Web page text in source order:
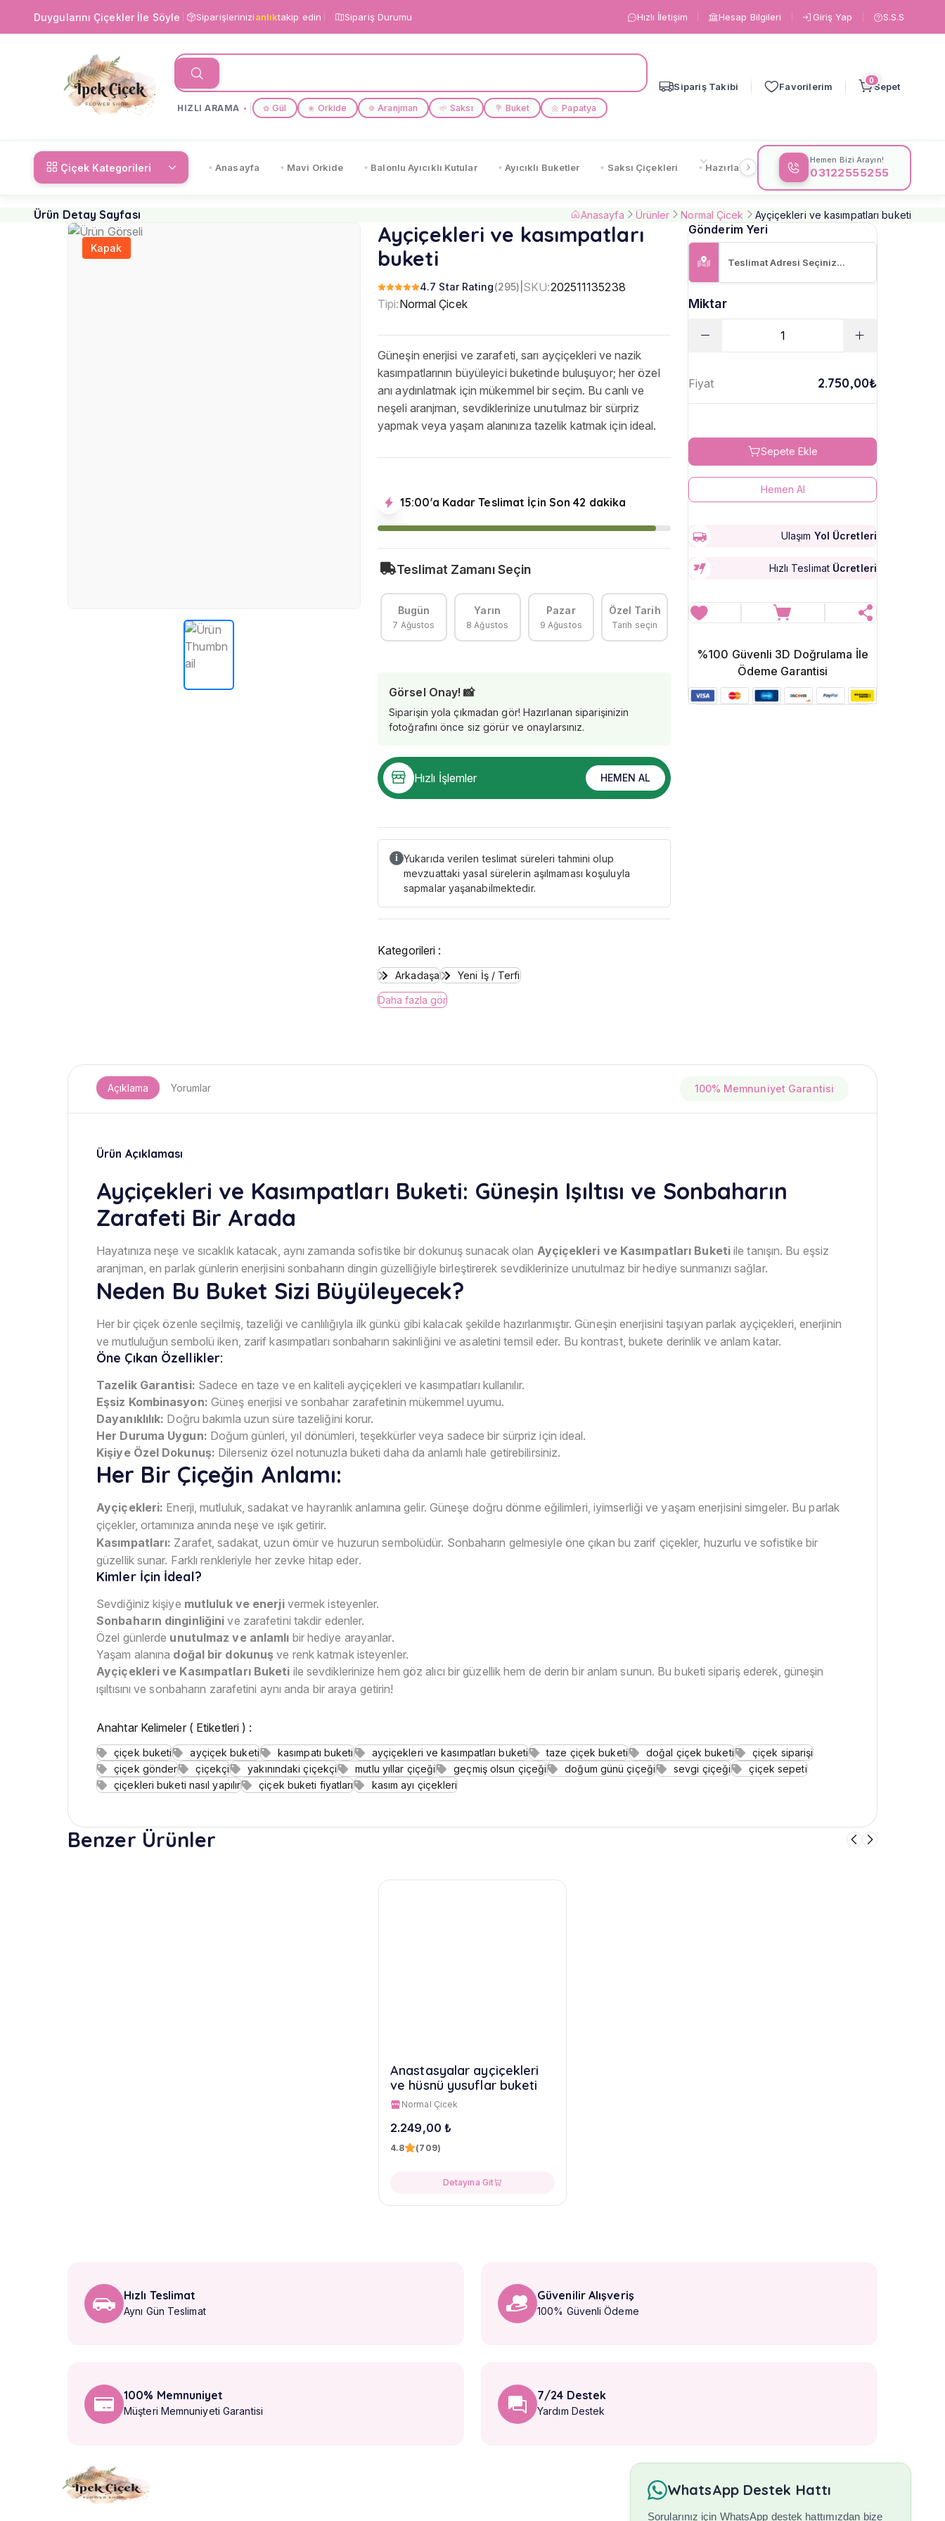
Duygularını Çiçekler İle Söyle Siparişlerinizianlıktakip edin Sipariş Durumu Hızlı İletişim Hesap Bilgileri Giriş Yap S.S.S
HIZLI ARAMA ✿ Gül ❀ Orkide ❁ Aranjman 🌱 Saksı 💐 Buket 🌼 Papatya
Sipariş Takibi Favorilerim
0
Sepet
Çiçek Kategorileri Anasayfa Mavi Orkide Balonlu Ayıcıklı Kutular Ayıcıklı Buketler Saksı Çiçekleri Hazırlanışa Göre Çiçeklere Göre
Hemen Bizi Arayın!
03122555255
Ürün Detay Sayfası Anasayfa Ürünler Normal Çicek Ayçiçekleri ve kasımpatları buketi
Kapak
Ayçiçekleri ve kasımpatları
buketi
4.7 Star Rating(295) SKU:202511135238
Tipi:Normal Çicek
Güneşin enerjisi ve zarafeti, sarı ayçiçekleri ve nazik
kasımpatlarının büyüleyici buketinde buluşuyor; her özel
anı aydınlatmak için mükemmel bir seçim. Bu canlı ve
neşeli aranjman, sevdiklerinize unutulmaz bir sürpriz
yapmak veya yaşam alanınıza tazelik katmak için ideal.
15:00'a Kadar Teslimat İçin Son 42 dakika
Teslimat Zamanı Seçin
Bugün
7 Ağustos
Yarın
8 Ağustos
Pazar
9 Ağustos
Özel Tarih
Tarih seçin
Görsel Onay! 📸
Siparişin yola çıkmadan gör! Hazırlanan siparişinizin
fotoğrafını önce siz görür ve onaylarsınız.
Hızlı İşlemler HEMEN AL
i Yukarıda verilen teslimat süreleri tahmini olup
mevzuattaki yasal sürelerin aşılmaması koşuluyla
sapmalar yaşanabilmektedir.
Kategorileri :
Arkadaşa Yeni İş / Terfi
Daha fazla gör
Gönderim Yeri
Miktar
Fiyat 2.750,00₺
Sepete Ekle
Hemen Al
Ulaşım Yol Ücretleri
Hızlı Teslimat Ücretleri
%100 Güvenli 3D Doğrulama İle
Ödeme Garantisi
Açıklama Yorumlar 100% Memnuniyet Garantisi
Ürün Açıklaması
Ayçiçekleri ve Kasımpatları Buketi: Güneşin Işıltısı ve Sonbaharın
Zarafeti Bir Arada
Hayatınıza neşe ve sıcaklık katacak, aynı zamanda sofistike bir dokunuş sunacak olan Ayçiçekleri ve Kasımpatları Buketiile tanışın. Bu eşsiz
aranjman, en parlak günlerin enerjisini sonbaharın dingin güzelliğiyle birleştirerek sevdiklerinize unutulmaz bir hediye sunmanızı sağlar.
Neden Bu Buket Sizi Büyüleyecek?
Her bir çiçek özenle seçilmiş, tazeliği ve canlılığıyla ilk günkü gibi kalacak şekilde hazırlanmıştır. Güneşin enerjisini taşıyan parlak ayçiçekleri, enerjinin
ve mutluluğun sembolü iken, zarif kasımpatları sonbaharın sakinliğini ve asaletini temsil eder. Bu kontrast, bukete derinlik ve anlam katar.
Öne Çıkan Özellikler:
Tazelik Garantisi: Sadece en taze ve en kaliteli ayçiçekleri ve kasımpatları kullanılır.
Eşsiz Kombinasyon: Güneş enerjisi ve sonbahar zarafetinin mükemmel uyumu.
Dayanıklılık: Doğru bakımla uzun süre tazeliğini korur.
Her Duruma Uygun: Doğum günleri, yıl dönümleri, teşekkürler veya sadece bir sürpriz için ideal.
Kişiye Özel Dokunuş: Dilerseniz özel notunuzla buketi daha da anlamlı hale getirebilirsiniz.
Her Bir Çiçeğin Anlamı:
Ayçiçekleri: Enerji, mutluluk, sadakat ve hayranlık anlamına gelir. Güneşe doğru dönme eğilimleri, iyimserliği ve yaşam enerjisini simgeler. Bu parlak
çiçekler, ortamınıza anında neşe ve ışık getirir.
Kasımpatları: Zarafet, sadakat, uzun ömür ve huzurun sembolüdür. Sonbaharın gelmesiyle öne çıkan bu zarif çiçekler, huzurlu ve sofistike bir
güzellik sunar. Farklı renkleriyle her zevke hitap eder.
Kimler İçin İdeal?
Sevdiğiniz kişiye mutluluk ve enerjivermek isteyenler.
Sonbaharın dinginliğini ve zarafetini takdir edenler.
Özel günlerde unutulmaz ve anlamlı bir hediye arayanlar.
Yaşam alanına doğal bir dokunuş ve renk katmak isteyenler.
Ayçiçekleri ve Kasımpatları Buketi ile sevdiklerinize hem göz alıcı bir güzellik hem de derin bir anlam sunun. Bu buketi sipariş ederek, güneşin
ışıltısını ve sonbaharın zarafetini aynı anda bir araya getirin!
Anahtar Kelimeler ( Etiketleri ) :
çiçek buketi ayçiçek buketi kasımpatı buketi ayçiçekleri ve kasımpatları buketi taze çiçek buketi doğal çiçek buketi
çiçek siparişi
çiçek gönder
çiçekçi yakınındaki çiçekçi mutlu yıllar çiçeği geçmiş olsun çiçeği doğum günü çiçeği sevgi çiçeği
çiçek sepeti
çiçekleri buketi nasıl yapılır
çiçek buketi fiyatları kasım ayı çiçekleri
Benzer Ürünler
Anastasyalar ayçiçekleri
ve hüsnü yusuflar buketi
Normal Çicek
2.249,00 ₺
4.8 (709)
Detayına Git
Hızlı Teslimat
Aynı Gün Teslimat
Güvenilir Alışveriş
100% Güvenli Ödeme
100% Memnuniyet
Müşteri Memnuniyeti Garantisi
7/24 Destek
Yardım Destek
WhatsApp Destek Hattı
Sorularınız için WhatsApp destek hattımızdan bize